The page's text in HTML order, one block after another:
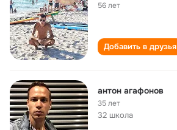
56 лет
Добавить в друзья
антон агафонов
35 лет
32 школа